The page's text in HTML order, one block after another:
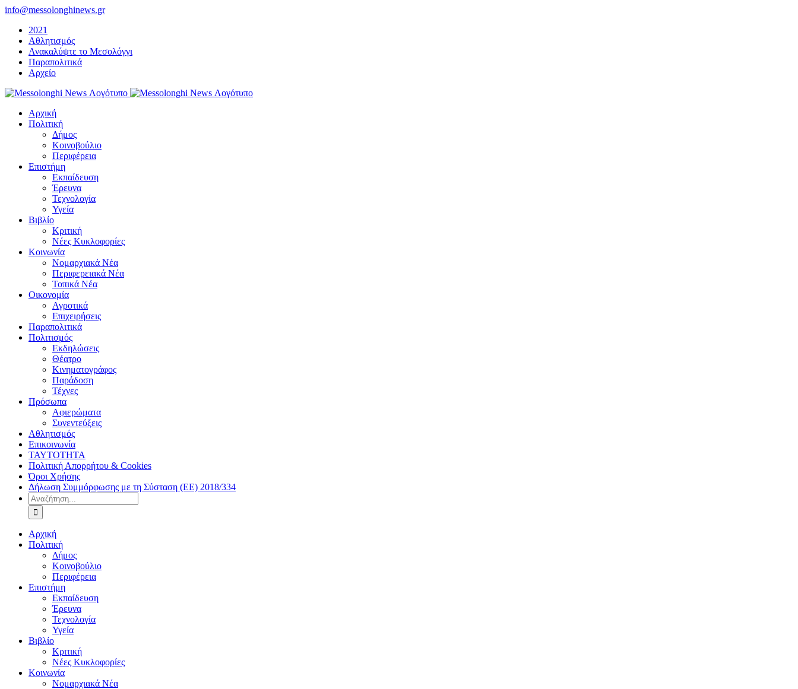
Μετάβαση
περιεχόμενο
info@messolonghinews.gr
2021
Αθλητισμός
Ανακαλύψτε το Μεσολόγγι
Παραπολιτικά
Αρχείο
Αρχική
Πολιτική
Δήμος
Κοινοβούλιο
Περιφέρεια
Επιστήμη
Εκπαίδευση
Έρευνα
Τεχνολογία
Υγεία
Βιβλίο
Κριτική
Νέες Κυκλοφορίες
Κοινωνία
Νομαρχιακά Νέα
Περιφερειακά Νέα
Τοπικά Νέα
Οικονομία
Αγροτικά
Επιχειρήσεις
Παραπολιτικά
Πολιτισμός
Εκδηλώσεις
Θέατρο
Κινηματογράφος
Παράδοση
Τέχνες
Πρόσωπα
Αφιερώματα
Συνεντεύξεις
Αθλητισμός
Επικοινωνία
ΤΑΥΤΟΤΗΤΑ
Πολιτική Απορρήτου & Cookies
Όροι Χρήσης
Δήλωση Συμμόρφωσης με τη Σύσταση (ΕΕ) 2018/334
Αναζήτηση
για:
Αρχική
Πολιτική
Δήμος
Κοινοβούλιο
Περιφέρεια
Επιστήμη
Εκπαίδευση
Έρευνα
Τεχνολογία
Υγεία
Βιβλίο
Κριτική
Νέες Κυκλοφορίες
Κοινωνία
Νομαρχιακά Νέα